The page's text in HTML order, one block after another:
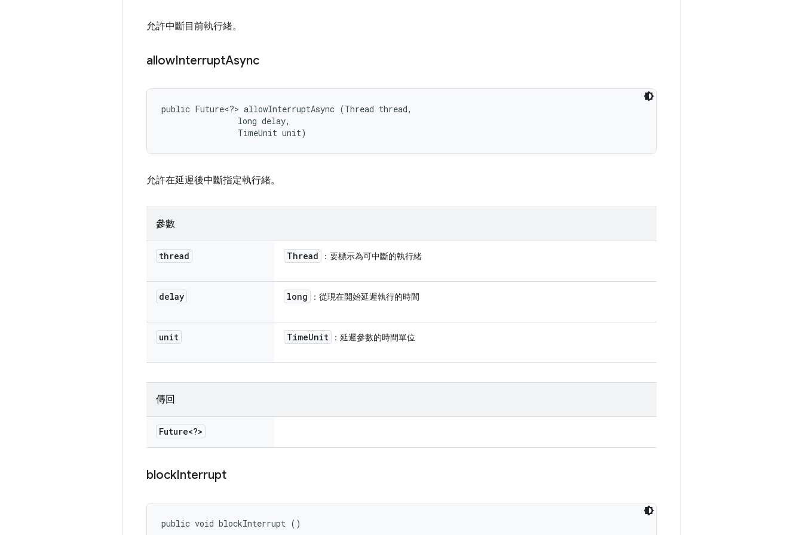
允許中斷目前執行緒。
allowInterruptAsync
public Future<?> allowInterruptAsync (Thread thread,
                long delay,
                TimeUnit unit)
允許在延遲後中斷指定執行緒。
參數
thread Thread ：要標示為可中斷的執行緒
delay long ：從現在開始延遲執行的時間
unit TimeUnit ：延遲參數的時間單位
傳回
Future<?>
blockInterrupt
public void blockInterrupt ()